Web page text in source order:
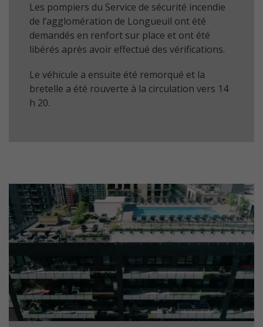
Les pompiers du Service de sécurité incendie
de l’agglomération de Longueuil ont été
demandés en renfort sur place et ont été
libérés après avoir effectué des vérifications.
Le véhicule a ensuite été remorqué et la
bretelle a été rouverte à la circulation vers 14
h 20.